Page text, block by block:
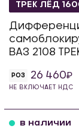
ТРЕК ЛЁД
ВАЗ 2108
РОЗ 26 460
НЕ ВКЛЮЧАЕТ НДС
в наличии